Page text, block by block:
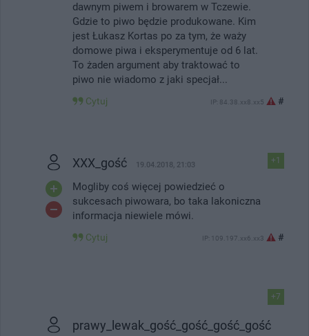
dawnym piwem i browarem w Tczewie.
Gdzie to piwo będzie produkowane. Kim
jest Łukasz Kortas po za tym, że waży
domowe piwa i eksperymentuje od 6 lat.
To żaden argument aby traktować to
piwo nie wiadomo z jaki specjał...
Cytuj IP: 84.38.xx8.xx5 #
+1
XXX_gość 19.04.2018, 21:03
Mogliby coś więcej powiedzieć o
sukcesach piwowara, bo taka lakoniczna
informacja niewiele mówi.
Cytuj IP: 109.197.xx6.xx3 #
+7
prawy_lewak_gość_gość_gość_gość